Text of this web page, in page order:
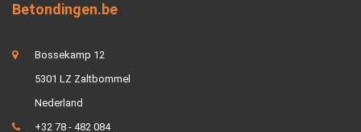
Betondingen.be
Bossekamp 12
5301 LZ Zaltbommel
Nederland
+32 78 - 482 084